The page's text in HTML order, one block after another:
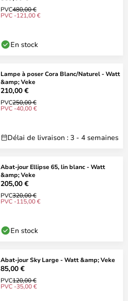
PVC480,00 €
PVC -121,00 €
En stock
Lampe à poser Cora Blanc/Naturel - Watt
&amp; Veke
210,00 €
PVC250,00 €
PVC -40,00 €
Délai de livraison : 3 - 4 semaines
Abat-jour Ellipse 65, lin blanc - Watt
&amp; Veke
205,00 €
PVC320,00 €
PVC -115,00 €
En stock
Abat-jour Sky Large - Watt &amp; Veke
85,00 €
PVC120,00 €
PVC -35,00 €